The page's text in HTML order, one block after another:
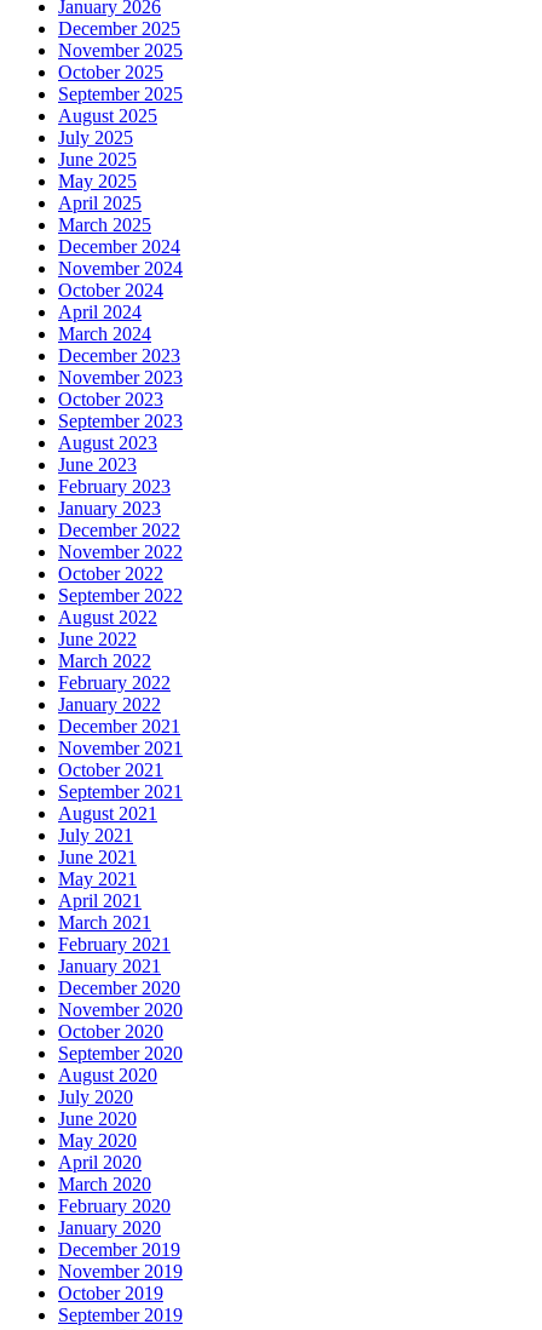
January 2026
December 2025
November 2025
October 2025
September 2025
August 2025
July 2025
June 2025
May 2025
April 2025
March 2025
December 2024
November 2024
October 2024
April 2024
March 2024
December 2023
November 2023
October 2023
September 2023
August 2023
June 2023
February 2023
January 2023
December 2022
November 2022
October 2022
September 2022
August 2022
June 2022
March 2022
February 2022
January 2022
December 2021
November 2021
October 2021
September 2021
August 2021
July 2021
June 2021
May 2021
April 2021
March 2021
February 2021
January 2021
December 2020
November 2020
October 2020
September 2020
August 2020
July 2020
June 2020
May 2020
April 2020
March 2020
February 2020
January 2020
December 2019
November 2019
October 2019
September 2019